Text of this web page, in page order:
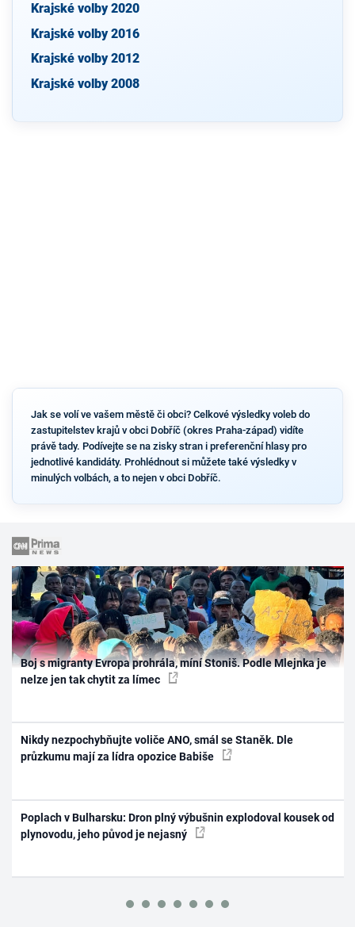
Krajské volby 2020
Krajské volby 2016
Krajské volby 2012
Krajské volby 2008
Jak se volí ve vašem městě či obci? Celkové výsledky voleb do
zastupitelstev krajů v obci Dobříč (okres Praha-západ) vidíte
právě tady. Podívejte se na zisky stran i preferenční hlasy pro
jednotlivé kandidáty. Prohlédnout si můžete také výsledky v
minulých volbách, a to nejen v obci Dobříč.
Boj s migranty Evropa prohrála, míní Stoniš. Podle Mlejnka je
nelze jen tak chytit za límec
Nikdy nezpochybňujte voliče ANO, smál se Staněk. Dle
průzkumu mají za lídra opozice Babiše
Poplach v Bulharsku: Dron plný výbušnin explodoval kousek od
plynovodu, jeho původ je nejasný